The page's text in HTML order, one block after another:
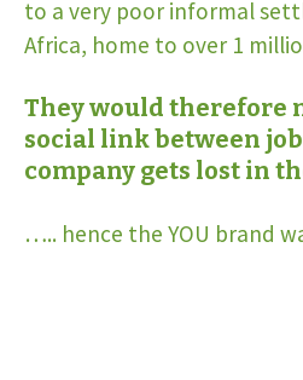
to a very poor informal
Africa, home to over 1
They would therefore
social link between
company gets lost in
….. hence the YOU brand